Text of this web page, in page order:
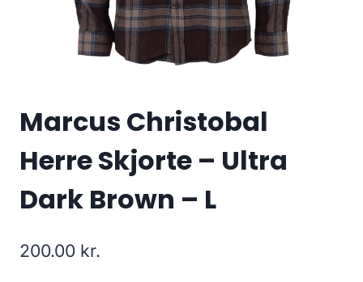
Marcus Christobal
Herre Skjorte – Ultra
Dark Brown – L
200.00 kr.